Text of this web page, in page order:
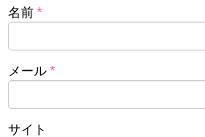
名前 *
メール *
サイト